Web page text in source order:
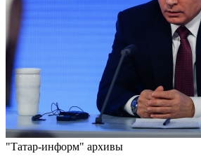
"Татар-информ" архивы